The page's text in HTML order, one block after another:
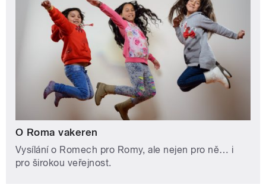
O Roma vakeren
Vysílání o Romech pro Romy, ale nejen pro ně… i
pro širokou veřejnost.